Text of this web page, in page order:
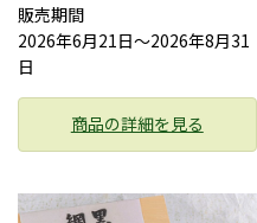
販売期間
2026年6月21日〜2026年8月31
日
商品の詳細を見る